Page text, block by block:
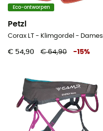
Eco-ontworpen
Petzl
Corax LT - Klimgordel - Dames
€ 54,90 € 64,90 -15%